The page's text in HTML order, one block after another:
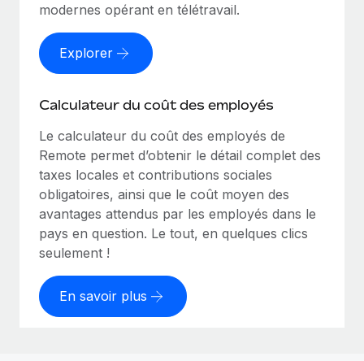
modernes opérant en télétravail.
Explorer
Calculateur du coût des employés
Le calculateur du coût des employés de
Remote permet d’obtenir le détail complet des
taxes locales et contributions sociales
obligatoires, ainsi que le coût moyen des
avantages attendus par les employés dans le
pays en question. Le tout, en quelques clics
seulement !
En savoir plus